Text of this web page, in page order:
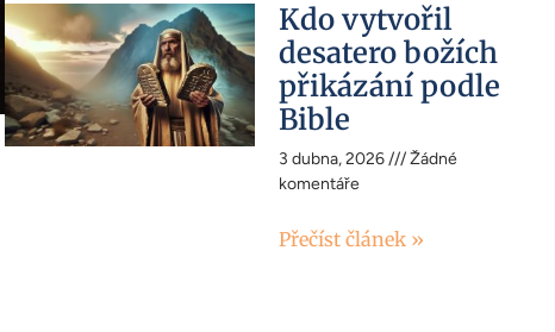
Kdo vytvořil
desatero božích
přikázání podle
Bible
3 dubna, 2026
Žádné
komentáře
Přečíst článek »